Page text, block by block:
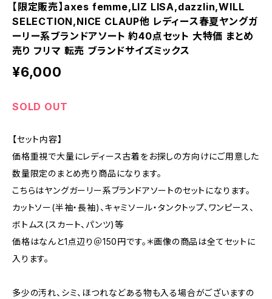
【限定販売】axes femme,LIZ LISA,dazzlin,WILL
SELECTION,NICE CLAUP他 レディース春夏ヤングガ
ーリー系ブランドアソート 約40点セット 大特価 まとめ
売り フリマ 転売 ブランドサイズミックス
¥6,000
SOLD OUT
【セット内容】
価格重視で大量にレディース古着をお探しの方向けにご用意した
数量限定のまとめ売り商品になります。
こちらはヤングガーリー系ブランドアソートのセットになります。
カットソー(半袖・長袖)、キャミソール・タンクトップ、ワンピース、
ボトムス(スカート、パンツ)等
価格はなんと1点辺り＠150円です。＊画像の商品は全てセットに
入ります。
多少の汚れ、シミ、ほつれなどある物も入る場合がございますの